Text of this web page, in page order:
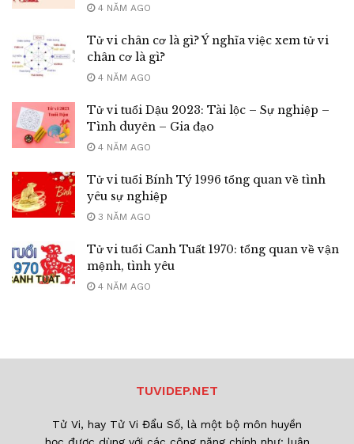
4 NĂM AGO
Tử vi chân cơ là gì? Ý nghĩa việc xem tử vi
chân cơ là gì?
4 NĂM AGO
Tử vi tuổi Dậu 2023: Tài lộc – Sự nghiệp –
Tình duyên – Gia đạo
4 NĂM AGO
Tử vi tuổi Bính Tý 1996 tổng quan về tình
yêu sự nghiệp
3 NĂM AGO
Tử vi tuổi Canh Tuất 1970: tổng quan về vận
mệnh, tình yêu
4 NĂM AGO
TUVIDEP.NET
Tử Vi, hay Tử Vi Đẩu Số, là một bộ môn huyền